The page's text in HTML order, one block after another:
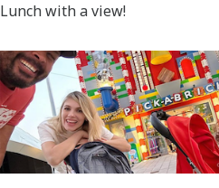
Lunch with a view!